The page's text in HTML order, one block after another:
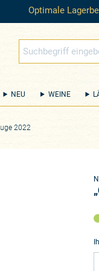
Optimale
NEU WEINE
2022